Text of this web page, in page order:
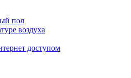
пол
воздуха
доступом